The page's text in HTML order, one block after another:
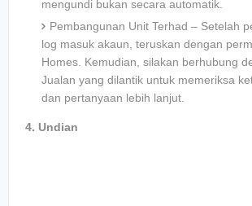
mengundi bukan secara automatik.
Pembangunan Unit Terhad – Setelah
log masuk akaun, teruskan dengan
Homes. Kemudian, silakan berhubung
Jualan yang dilantik untuk memeriksa
dan pertanyaan lebih lanjut.
4. Undian